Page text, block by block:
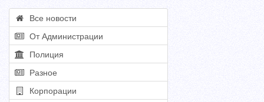
Все новости
От Администрации
Полиция
Разное
Корпорации